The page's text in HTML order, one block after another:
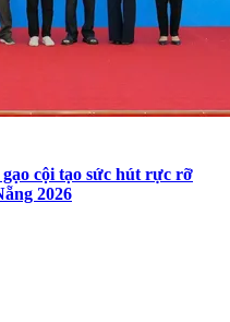
cội tạo sức hút rực rỡ
2026